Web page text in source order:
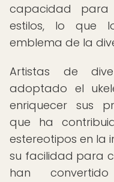
capacidad
estilos, lo que
emblema de la
Artistas de
adoptado el
enriquecer sus
que ha
estereotipos en la
su facilidad para
han